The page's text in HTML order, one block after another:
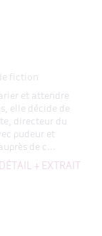
fiction
et attendre
elle décide de
directeur du
pudeur et
de c...
DÉTAIL + EXTRAIT